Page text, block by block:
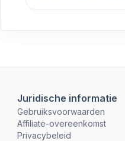
Juridische informatie
Gebruiksvoorwaarden
Affiliate-overeenkomst
Privacybeleid